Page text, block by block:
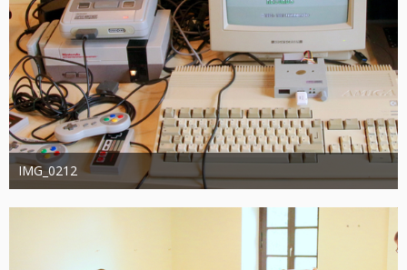
IMG_0212
joachimschwanter
9. Oktober 2023
388
0 0